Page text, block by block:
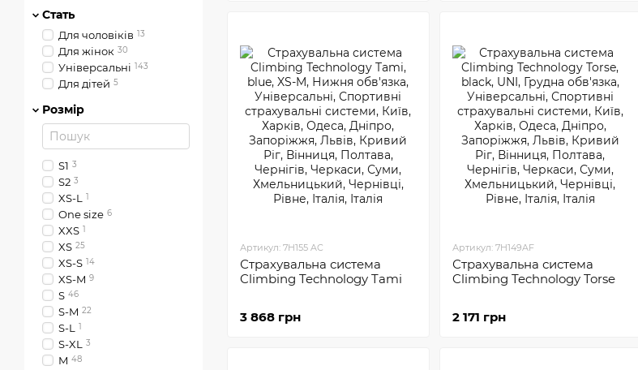
Артикул: 7H155 AC
Страхувальна система
Climbing Technology Tami
3 868 грн
Артикул: 7H149AF
Страхувальна система
Climbing Technology Torse
2 171 грн
Стать
Для чоловіків 13
Для жінок 30
Універсальні 143
Для дітей 5
Розмір
S1 3
S2 3
XS-L 1
One size 6
XXS 1
XS 25
XS-S 14
XS-M 9
S 46
S-M 22
S-L 1
S-XL 3
M 48